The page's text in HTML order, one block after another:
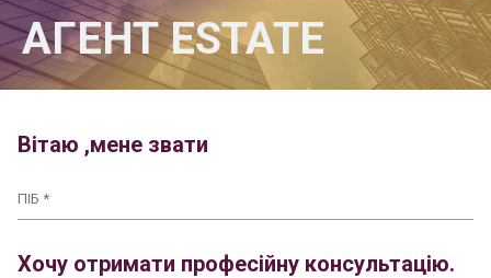
АГЕНТ ESTATE
Вітаю ,мене звати
Хочу отримати професійну консультацію.